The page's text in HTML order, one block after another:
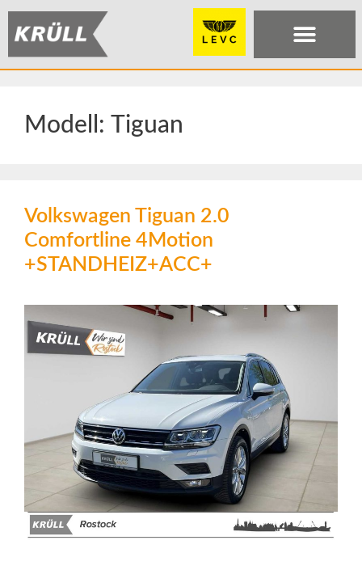
Modell: Tiguan
Volkswagen Tiguan 2.0
Comfortline 4Motion
+STANDHEIZ+ACC+